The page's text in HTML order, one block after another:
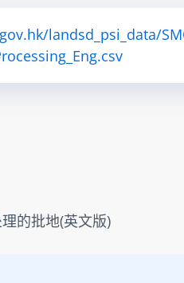
landsd_psi_data/
的批地(英文版)